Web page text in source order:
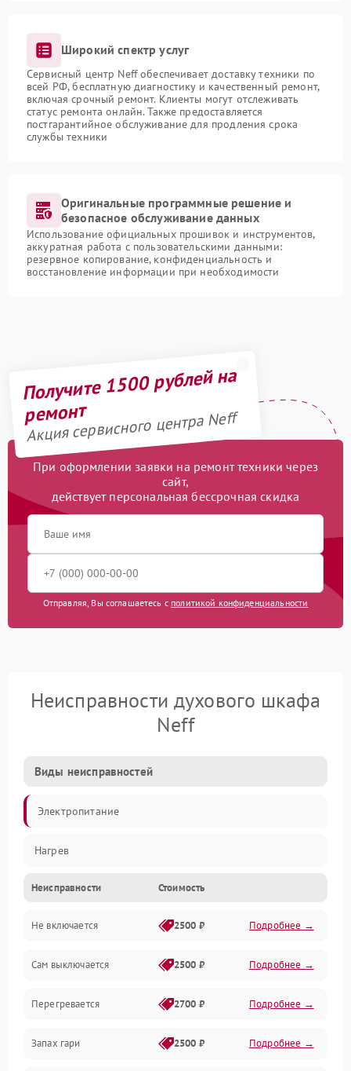
Широкий спектр услуг
Сервисный центр Neff обеспечивает доставку техники по
всей РФ, бесплатную диагностику и качественный ремонт,
включая срочный ремонт. Клиенты могут отслеживать
статус ремонта онлайн. Также предоставляется
постгарантийное обслуживание для продления срока
службы техники
Оригинальные программные решение и
безопасное обслуживание данных
Использование официальных прошивок и инструментов,
аккуратная работа с пользовательскими данными:
резервное копирование, конфиденциальность и
восстановление информации при необходимости
Получите 1500 рублей на
ремонт
Акция сервисного центра Neff
При оформлении заявки на ремонт техники через
сайт,
действует персональная бессрочная скидка
Отправляя, Вы соглашаетесь с политикой конфиденциальности
Неисправности духового шкафа
Neff
Виды неисправностей
Электропитание
Нагрев
Неисправности Стоимость
Не включается 2500 ₽ Подробнее →
Сам выключается 2500 ₽ Подробнее →
Перегревается 2700 ₽ Подробнее →
Запах гари 2500 ₽ Подробнее →